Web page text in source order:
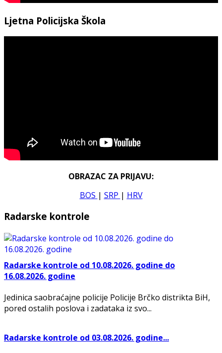
Ljetna Policijska Škola
OBRAZAC ZA PRIJAVU:
BOS | SRP | HRV
Radarske kontrole
Radarske kontrole od 10.08.2026. godine do
16.08.2026. godine
Jedinica saobraćajne policije Policije Brčko distrikta BiH,
pored ostalih poslova i zadataka iz svo...
Radarske kontrole od 03.08.2026. godine...